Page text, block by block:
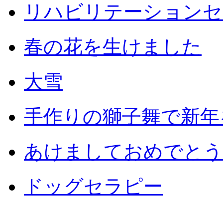
リハビリテーション
春の花を生けました
大雪
手作りの獅子舞で新
あけましておめでと
ドッグセラピー